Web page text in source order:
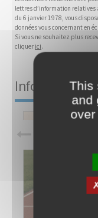
lettres d’information relatives
du 6 janvier 1978, vous
données vous concernant en
Si vous ne souhaitez plus
cliquer ici.
Informations
This
and